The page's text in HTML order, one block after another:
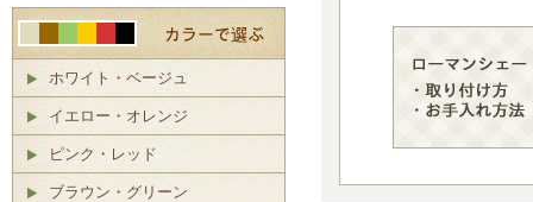
ホワイト・ベージュ
イエロー・オレンジ
ピンク・レッド
ブラウン・グリーン